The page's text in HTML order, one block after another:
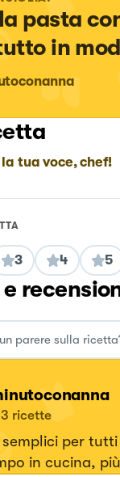
pasta
in
tua voce, chef!
3 4 5
ricette
semplici per
in cucina,